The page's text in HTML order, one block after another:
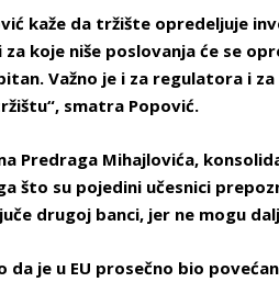
kaže da tržište opredeljuje
za koje niše poslovanja će se
Važno je i za regulatora i
smatra Popović.
Predraga Mihajlovića,
što su pojedini učesnici
drugoj banci, jer ne mogu
da je u EU prosečno bio